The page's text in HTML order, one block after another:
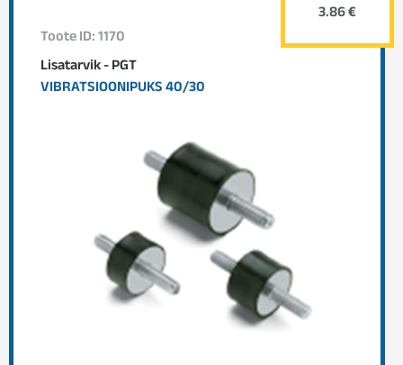
Toote ID: 1170
Lisatarvik - PGT
VIBRATSIOONIPUKS 40/30
3.86 €